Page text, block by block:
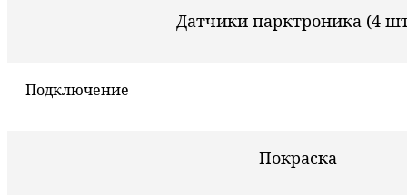
Датчики парктроника (4
Подключение
Покраска